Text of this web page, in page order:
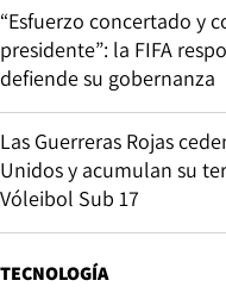
“Esfuerzo concertado y
presidente”: la FIFA
defiende su gobernanza
Las Guerreras Rojas
Unidos y acumulan su
Vóleibol Sub 17
TECNOLOGÍA